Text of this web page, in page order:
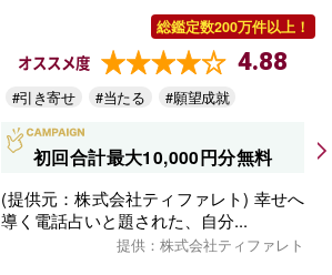
総鑑定数200万件以上！
オススメ度 4.88
#引き寄せ #当たる #願望成就
初回合計最大10,000円分無料
(提供元：株式会社ティファレト) 幸せへ
導く電話占いと題された、自分...
提供：株式会社ティファレト